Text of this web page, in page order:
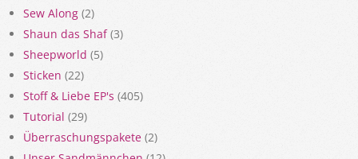
Sew Along (2)
Shaun das Shaf(3)
Sheepworld (5)
Sticken (22)
Stoff & Liebe EP's (405)
Tutorial (29)
Überraschungspakete (2)